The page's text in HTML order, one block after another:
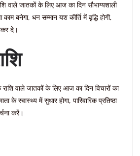
वाले जातकों के लिए आज का दिन सौभाग्यशाली
बनेगा, धन सम्मान यश कीर्ति में वृद्धि होगी,
दे।
वाले जातकों के लिए आज का दिन विचारों का
के स्वास्थ्य में सुधार होगा, पारिवारिक प्रतिष्ठा
करें।